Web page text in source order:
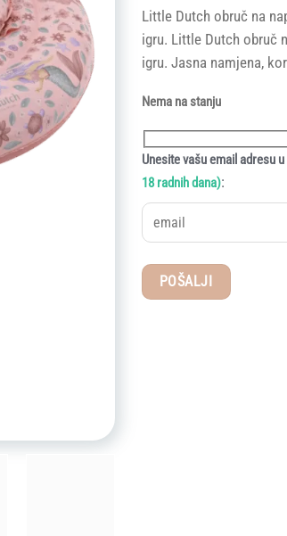
was:
41,90
Little Dutch obruč na
igru. Little Dutch obruč
igru. Jasna namjena,
Nema na stanju
Unesite vašu email adresu
18 radnih dana):